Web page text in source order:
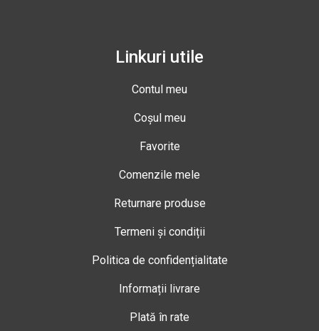
Linkuri utile
Contul meu
Coșul meu
Favorite
Comenzile mele
Returnare produse
Termeni și condiții
Politica de confidențialitate
Informații livrare
Plată în rate